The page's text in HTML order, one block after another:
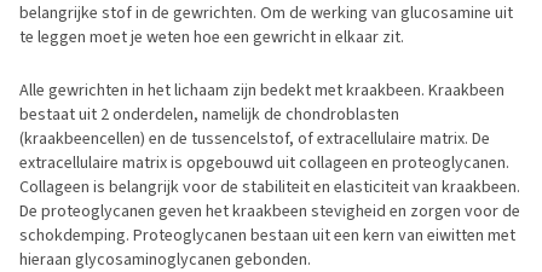
belangrijke stof in de gewrichten. Om de werking van glucosamine uit
te leggen moet je weten hoe een gewricht in elkaar zit.
Alle gewrichten in het lichaam zijn bedekt met kraakbeen. Kraakbeen
bestaat uit 2 onderdelen, namelijk de chondroblasten
(kraakbeencellen) en de tussencelstof, of extracellulaire matrix. De
extracellulaire matrix is opgebouwd uit collageen en proteoglycanen.
Collageen is belangrijk voor de stabiliteit en elasticiteit van kraakbeen.
De proteoglycanen geven het kraakbeen stevigheid en zorgen voor de
schokdemping. Proteoglycanen bestaan uit een kern van eiwitten met
hieraan glycosaminoglycanen gebonden.